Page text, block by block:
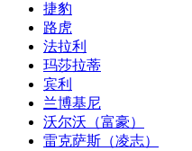
捷豹
路虎
法拉利
玛莎拉蒂
宾利
兰博基尼
沃尔沃（富豪）
雷克萨斯（凌志）